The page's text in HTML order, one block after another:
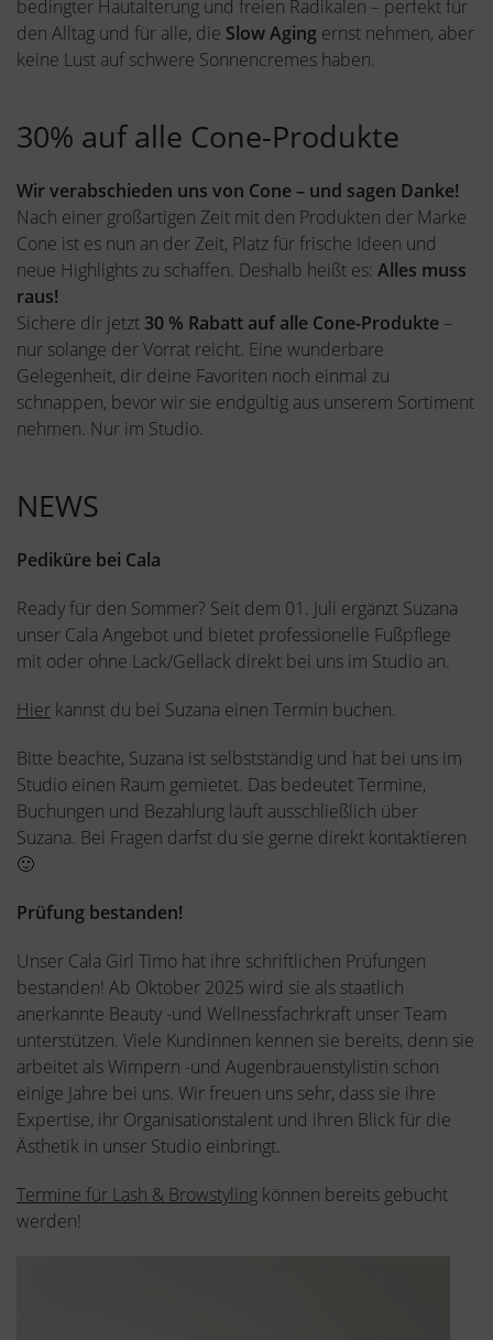
bedingter Hautalterung und freien Radikalen – perfekt für
den Alltag und für alle, die Slow Aging ernst nehmen, aber
keine Lust auf schwere Sonnencremes haben.
30% auf alle Cone-Produkte
Wir verabschieden uns von Cone – und sagen Danke!
Nach einer großartigen Zeit mit den Produkten der Marke
Cone ist es nun an der Zeit, Platz für frische Ideen und
neue Highlights zu schaffen. Deshalb heißt es: Alles muss
raus!
Sichere dir jetzt 30 % Rabatt auf alle Cone-Produkte –
nur solange der Vorrat reicht. Eine wunderbare
Gelegenheit, dir deine Favoriten noch einmal zu
schnappen, bevor wir sie endgültig aus unserem Sortiment
nehmen. Nur im Studio.
NEWS
Pediküre bei Cala
Ready für den Sommer? Seit dem 01. Juli ergänzt Suzana
unser Cala Angebot und bietet professionelle Fußpflege
mit oder ohne Lack/Gellack direkt bei uns im Studio an.
Hier kannst du bei Suzana einen Termin buchen.
Bitte beachte, Suzana ist selbstständig und hat bei uns im
Studio einen Raum gemietet. Das bedeutet Termine,
Buchungen und Bezahlung läuft ausschließlich über
Suzana. Bei Fragen darfst du sie gerne direkt kontaktieren
🙂
Prüfung bestanden!
Unser Cala Girl Timo hat ihre schriftlichen Prüfungen
bestanden! Ab Oktober 2025 wird sie als staatlich
anerkannte Beauty -und Wellnessfachrkraft unser Team
unterstützen. Viele Kundinnen kennen sie bereits, denn sie
arbeitet als Wimpern -und Augenbrauenstylistin schon
einige Jahre bei uns. Wir freuen uns sehr, dass sie ihre
Expertise, ihr Organisationstalent und ihren Blick für die
Ästhetik in unser Studio einbringt.
Termine für Lash & Browstyling können bereits gebucht
werden!